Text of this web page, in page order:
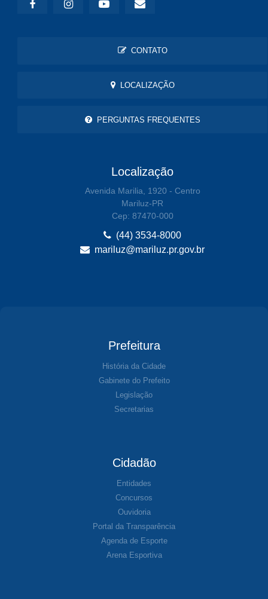
CONTATO
LOCALIZAÇÃO
PERGUNTAS FREQUENTES
Localização
Avenida Marilia, 1920 - Centro
Mariluz-PR
Cep: 87470-000
(44) 3534-8000
mariluz@mariluz.pr.gov.br
Prefeitura
História da Cidade
Gabinete do Prefeito
Legislação
Secretarias
Cidadão
Entidades
Concursos
Ouvidoria
Portal da Transparência
Agenda de Esporte
Arena Esportiva